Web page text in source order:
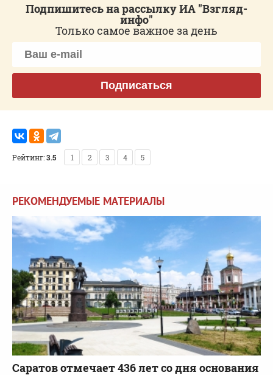
Подпишитесь на рассылку ИА "Взгляд-
инфо"
Только самое важное за день
Подписаться
Рейтинг:3.5 1 2 3 4 5
РЕКОМЕНДУЕМЫЕ МАТЕРИАЛЫ
Саратов отмечает 436 лет со дня основания